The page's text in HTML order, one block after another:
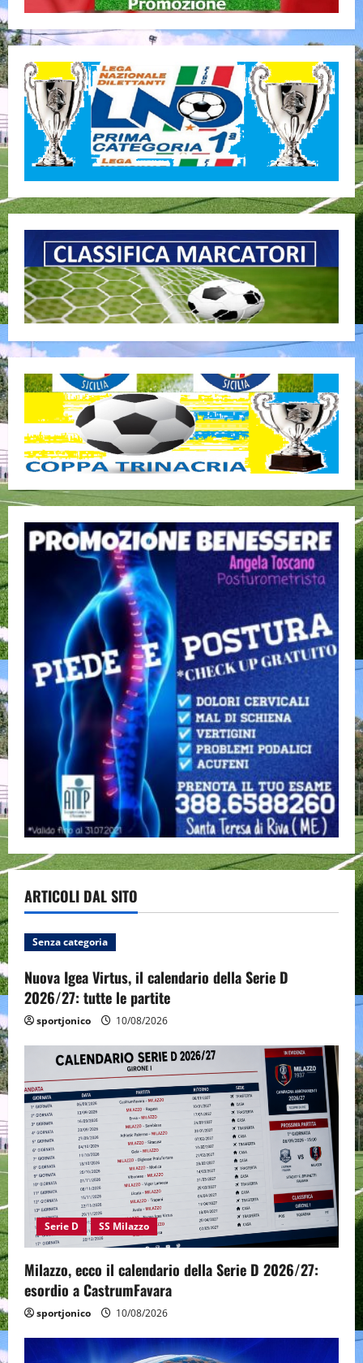
ARTICOLI DAL SITO
Senza categoria
Nuova Igea Virtus, il calendario della Serie D
2026/27: tutte le partite
sportjonico 10/08/2026
Serie D SS Milazzo
Milazzo, ecco il calendario della Serie D 2026/27:
esordio a CastrumFavara
sportjonico 10/08/2026